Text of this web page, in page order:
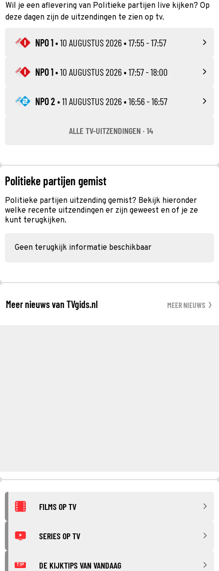
Wil je een aflevering van Politieke partijen live kijken? Op
deze dagen zijn de uitzendingen te zien op tv.
NPO 1•10 AUGUSTUS 2026• 17:55 - 17:57
NPO 1•10 AUGUSTUS 2026• 17:57 - 18:00
NPO 2 •11 AUGUSTUS 2026• 16:56 - 16:57
ALLE TV-UITZENDINGEN · 14
Politieke partijen gemist
Politieke partijen uitzending gemist? Bekijk hieronder
welke recente uitzendingen er zijn geweest en of je ze
kunt terugkijken.
Geen terugkijk informatie beschikbaar
Meer nieuws van TVgids.nl MEER NIEUWS
FILMS OP TV
SERIES OP TV
TIP DE KIJKTIPS VAN VANDAAG